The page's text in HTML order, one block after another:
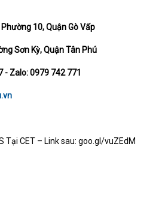
10, Quận Gò Vấp
Sơn Kỳ, Quận Tân Phú
- Zalo: 0979 742 771
Tại CET – Link sau: goo.gl/vuZEdM